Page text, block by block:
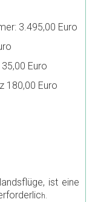
3.495,00 Euro
Euro
180,00 Euro
ist eine
h.